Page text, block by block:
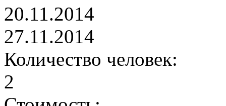
20.11.2014
27.11.2014
Количество человек:
2